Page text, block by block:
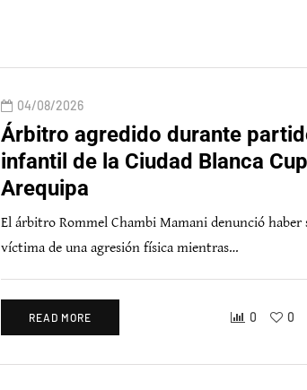
04/08/2026
Árbitro agredido durante
infantil de la Ciudad Blanca
Arequipa
El árbitro Rommel Chambi Mamani denunció haber
víctima de una agresión física mientras…
READ MORE 0 0